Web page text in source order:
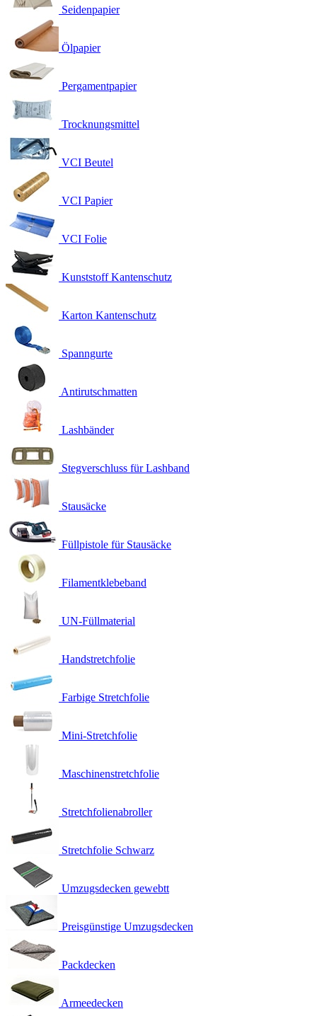
Seidenpapier
Ölpapier
Pergamentpapier
Trocknungsmittel
VCI Beutel
VCI Papier
VCI Folie
Kunststoff Kantenschutz
Karton Kantenschutz
Spanngurte
Antirutschmatten
Lashbänder
Stegverschluss für Lashband
Stausäcke
Füllpistole für Stausäcke
Filamentklebeband
UN-Füllmaterial
Handstretchfolie
Farbige Stretchfolie
Mini-Stretchfolie
Maschinenstretchfolie
Stretchfolienabroller
Stretchfolie Schwarz
Umzugsdecken gewebtt
Preisgünstige Umzugsdecken
Packdecken
Armeedecken